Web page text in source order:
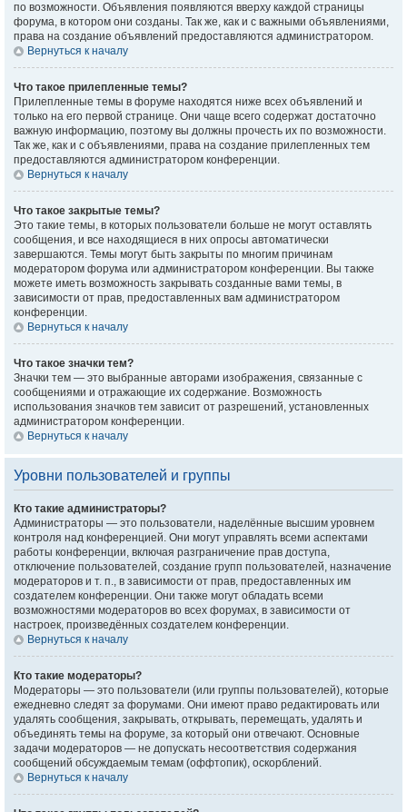
по возможности. Объявления появляются вверху каждой страницы
форума, в котором они созданы. Так же, как и с важными объявлениями,
права на создание объявлений предоставляются администратором.
Вернуться к началу
Что такое прилепленные темы?
Прилепленные темы в форуме находятся ниже всех объявлений и
только на его первой странице. Они чаще всего содержат достаточно
важную информацию, поэтому вы должны прочесть их по возможности.
Так же, как и с объявлениями, права на создание прилепленных тем
предоставляются администратором конференции.
Вернуться к началу
Что такое закрытые темы?
Это такие темы, в которых пользователи больше не могут оставлять
сообщения, и все находящиеся в них опросы автоматически
завершаются. Темы могут быть закрыты по многим причинам
модератором форума или администратором конференции. Вы также
можете иметь возможность закрывать созданные вами темы, в
зависимости от прав, предоставленных вам администратором
конференции.
Вернуться к началу
Что такое значки тем?
Значки тем — это выбранные авторами изображения, связанные с
сообщениями и отражающие их содержание. Возможность
использования значков тем зависит от разрешений, установленных
администратором конференции.
Вернуться к началу
Уровни пользователей и группы
Кто такие администраторы?
Администраторы — это пользователи, наделённые высшим уровнем
контроля над конференцией. Они могут управлять всеми аспектами
работы конференции, включая разграничение прав доступа,
отключение пользователей, создание групп пользователей, назначение
модераторов и т. п., в зависимости от прав, предоставленных им
создателем конференции. Они также могут обладать всеми
возможностями модераторов во всех форумах, в зависимости от
настроек, произведённых создателем конференции.
Вернуться к началу
Кто такие модераторы?
Модераторы — это пользователи (или группы пользователей), которые
ежедневно следят за форумами. Они имеют право редактировать или
удалять сообщения, закрывать, открывать, перемещать, удалять и
объединять темы на форуме, за который они отвечают. Основные
задачи модераторов — не допускать несоответствия содержания
сообщений обсуждаемым темам (оффтопик), оскорблений.
Вернуться к началу